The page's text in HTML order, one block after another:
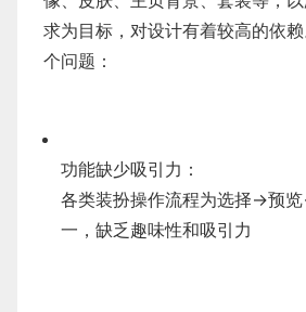
求为目标，对设计有着较高的依
个问题：
功能缺少吸引力：
各类装扮操作流程为选择→预
一，缺乏趣味性和吸引力